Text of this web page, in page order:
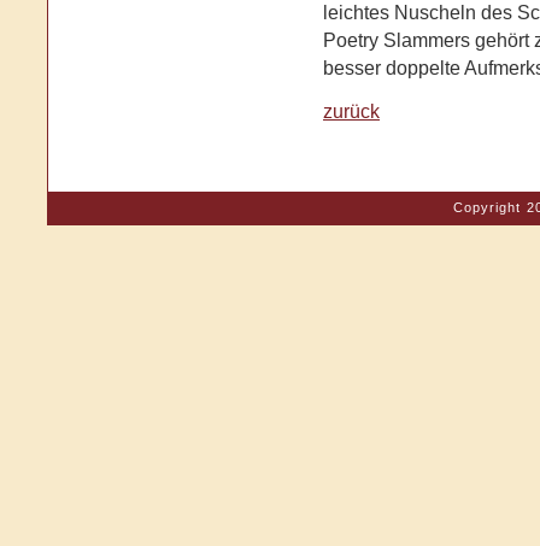
leichtes Nuscheln des
Poetry Slammers gehört
besser doppelte
zurück
Copyright